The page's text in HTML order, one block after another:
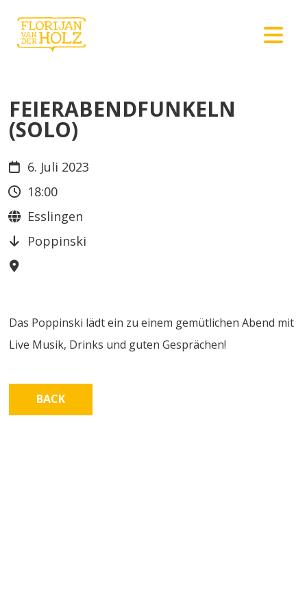
FEIERABENDFUNKELN
(SOLO)
6. Juli 2023
18:00
Esslingen
Poppinski
Das Poppinski lädt ein zu einem gemütlichen Abend mit
Live Musik, Drinks und guten Gesprächen!
BACK